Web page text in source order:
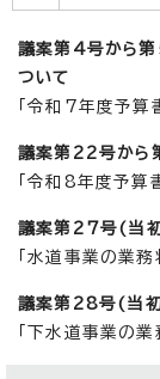
議案第4号から
ついて
「令和7年度予算
議案第22号から
「令和8年度予算
議案第27号(当
「水道事業の業務
議案第28号(当
「下水道事業の業